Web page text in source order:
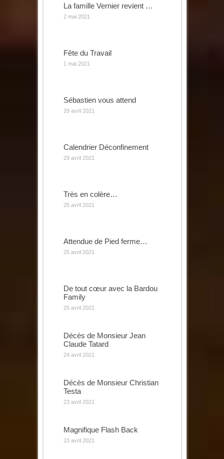
La famille Vernier revient …
2 mai 2021
Fête du Travail
1 mai 2021
Sébastien vous attend
29 avril 2021
Calendrier Déconfinement
29 avril 2021
Très en colère…
25 avril 2021
Attendue de Pied ferme…
25 avril 2021
De tout cœur avec la Bardou
Family
25 avril 2021
Décès de Monsieur Jean
Claude Tatard
24 avril 2021
Décès de Monsieur Christian
Testa
23 avril 2021
Magnifique Flash Back
23 avril 2021